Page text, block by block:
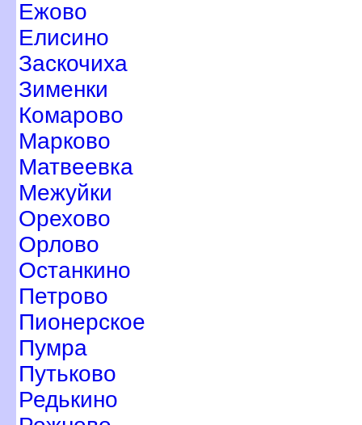
Ежово
Елисино
Заскочиха
Зименки
Комарово
Марково
Матвеевка
Межуйки
Орехово
Орлово
Останкино
Петрово
Пионерское
Пумра
Путьково
Редькино